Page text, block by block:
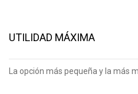
UTILIDAD MÁXIMA
La opción más pequeña y la más